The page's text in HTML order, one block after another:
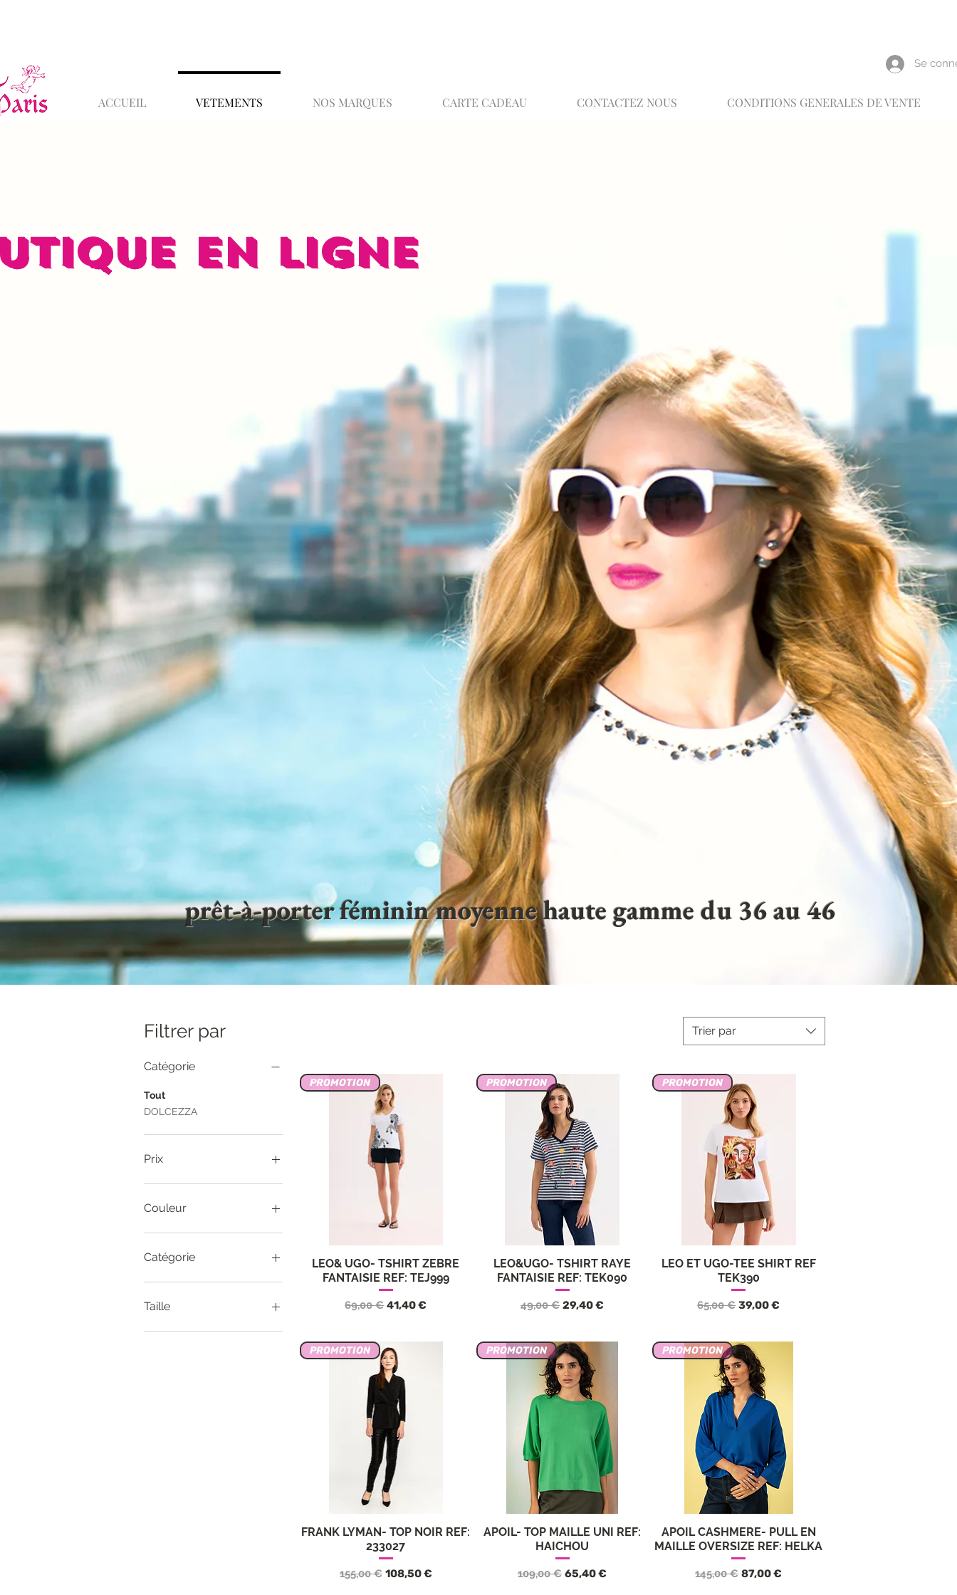
Se
ACCUEIL VETEMENTS NOS MARQUES CARTE CADEAU CONTACTEZ NOUS CONDITIONS GENERALES DE VENTE
EN LIGNE
prêt-à-porter féminin moyenne haute gamme du 36 au 46
Filtrer par
Catégorie
Tout
DOLCEZZA
Prix
Couleur
Catégorie
Haut
Taille
34
Trier par
Aperçu rapide
PROMOTION
LEO& UGO- TSHIRT ZEBRE
FANTAISIE REF: TEJ999
Prix original
69,00 €Prix promotionnel
41,40 €
Aperçu rapide
PROMOTION
LEO&UGO- TSHIRT RAYE
FANTAISIE REF: TEK090
Prix original
49,00 € Prix promotionnel
29,40 €
Aperçu rapide
PROMOTION
LEO ET UGO-TEE SHIRT REF
TEK390
Prix original
65,00 € Prix promotionnel
39,00 €
Aperçu rapide
PROMOTION
FRANK LYMAN- TOP NOIR REF:
233027
Prix original
155,00 € Prix promotionnel
108,50 €
Aperçu rapide
PROMOTION
APOIL- TOP MAILLE UNI REF:
HAICHOU
Prix original
109,00 € Prix promotionnel
65,40 €
Aperçu rapide
PROMOTION
APOIL CASHMERE- PULL EN
MAILLE OVERSIZE REF: HELKA
Prix original
145,00 € Prix promotionnel
87,00 €